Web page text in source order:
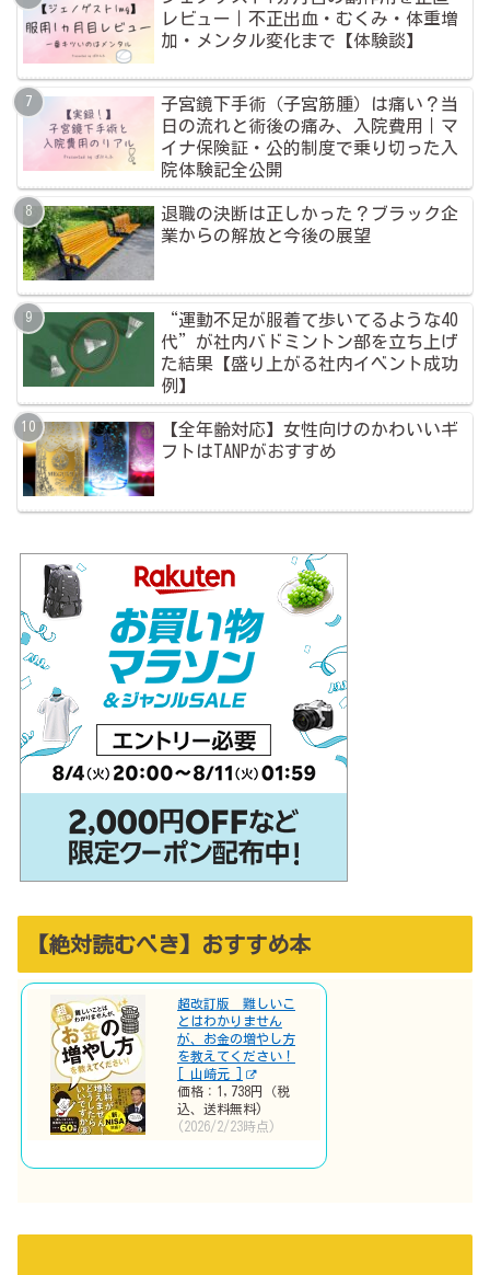
レビュー｜不正出血・むくみ・体重増
加・メンタル変化まで【体験談】
子宮鏡下手術（子宮筋腫）は痛い？当
日の流れと術後の痛み、入院費用｜マ
イナ保険証・公的制度で乗り切った入
院体験記全公開
退職の決断は正しかった？ブラック企
業からの解放と今後の展望
“運動不足が服着て歩いてるような40
代”が社内バドミントン部を立ち上げ
た結果【盛り上がる社内イベント成功
例】
【全年齢対応】女性向けのかわいいギ
フトはTANPがおすすめ
【絶対読むべき】おすすめ本
超改訂版 難しいこ
とはわかりません
が、お金の増やし方
を教えてください！
[ 山崎元 ]
価格：1,738円（税
込、送料無料)
(2026/2/23時点)